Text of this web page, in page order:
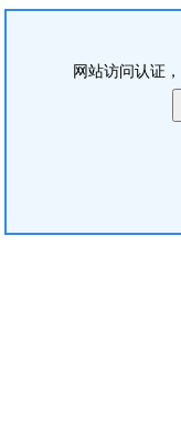
网站访问认证